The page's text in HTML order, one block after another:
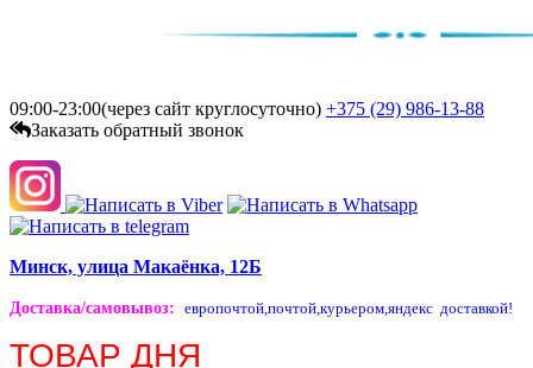
09:00-23:00(через сайт круглосуточно) +375 (29) 986-13-88
Заказать обратный звонок
Минск, улица Макаёнка, 12Б
Доставка/самовывоз: европочтой,почтой,курьером,яндекс доставкой!
ТОВАР ДНЯ